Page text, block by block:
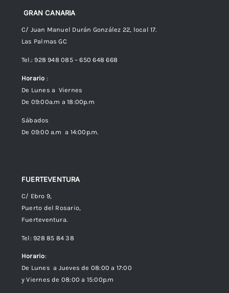
GRAN CANARIA
C/ Juan Manuel Durán González 22, local 17.
Las Palmas GC
Tel.: 928 948 085 – 650 648 668
Horario :
De Lunes a Viernes
De 09:00a.m a 18:00p.m
Sábados
De 09:00 a.m a 14:00p.m.
FUERTEVENTURA
C/ Ebro 9,
Puerto del Rosario,
Fuerteventura.
Tel: 928 85 84 38
Horario:
De Lunes a Jueves de 08:00 a 17:00
y Viernes de 08:00 a 15:00p.m
Preguntas frecuentes
Envíos
Política de Privacidad